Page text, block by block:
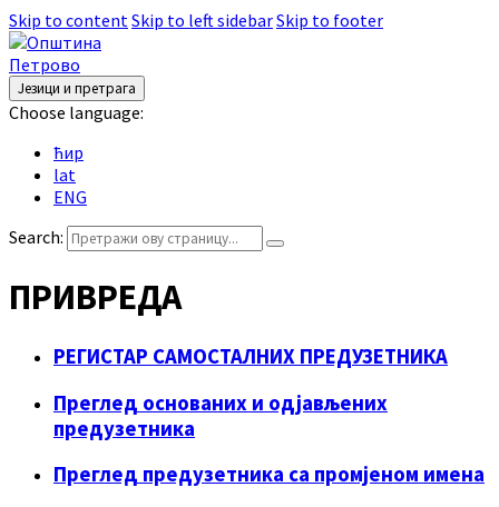
Skip to contentSkip to left sidebarSkip to footer
Језици и претрага
Choose language:
ћир
lat
ENG
Search:
ПРИВРЕДА
РЕГИСТАР САМОСТАЛНИХ ПРЕДУЗЕТНИКА
Преглед основаних и одјављених
предузетника
Преглед предузетника са промјеном имена